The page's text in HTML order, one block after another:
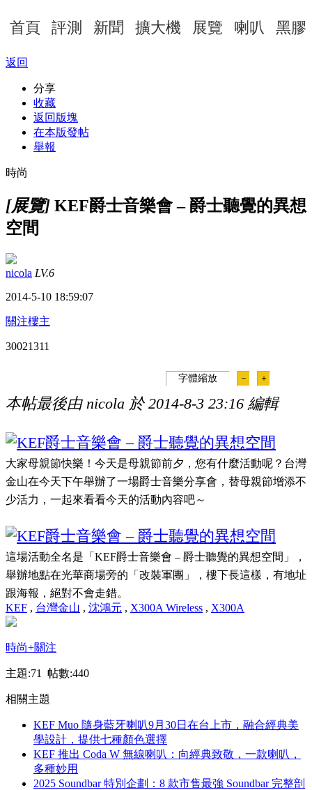
首頁 評測 新聞 擴大機 展覽 喇叭 黑膠
返回
分享
收藏
返回版塊
在本版發帖
舉報
時尚
[展覽] KEF爵士音樂會 – 爵士聽覺的異想
空間
nicola LV.6
2014-5-10 18:59:07
關注樓主
30021311
字體縮放 － ＋
本帖最後由 nicola 於 2014-8-3 23:16 編輯
大家母親節快樂！今天是母親節前夕，您有什麼活動呢？台灣
金山在今天下午舉辦了一場爵士音樂分享會，替母親節增添不
少活力，一起來看看今天的活動內容吧～
這場活動全名是「 KEF爵士音樂會 – 爵士聽覺的異想空間」，
舉辦地點在光華商場旁的「改裝軍團」，樓下長這樣，有地址
跟海報，絕對不會走錯。
KEF , 台灣金山 , 沈鴻元 , X300A Wireless , X300A
時尚+關注
主題:71 帖數:440
相關主題
KEF Muo 隨身藍牙喇叭9月30日在台上市，融合經典美
學設計，提供七種顏色選擇
KEF 推出 Coda W 無線喇叭：向經典致敬，一款喇叭，
多種妙用
2025 Soundbar 特別企劃：8 款市售最強 Soundbar 完整剖